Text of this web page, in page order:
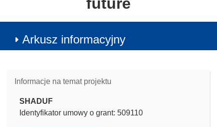
Arkusz informacyjny
Informacje na temat projektu
SHADUF
Identyfikator umowy o grant: 509110